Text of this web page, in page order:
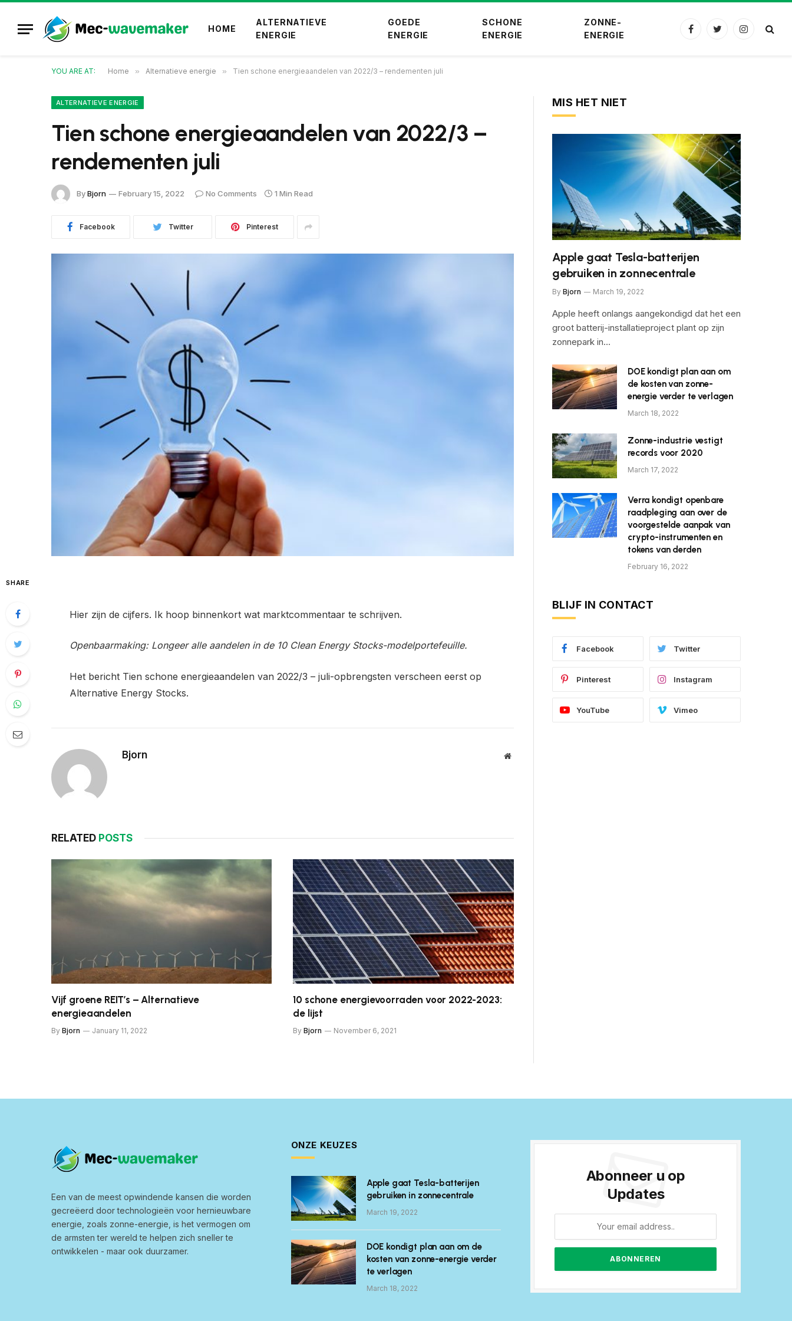
HOME
ALTERNATIEVE
ENERGIE
GOEDE
ENERGIE
SCHONE
ENERGIE
ZONNE-
ENERGIE
FacebookTwitterInstagram
YOU ARE AT: Home » Alternatieve energie » Tien schone energieaandelen van 2022/3 – rendementen juli
ALTERNATIEVE ENERGIE
Tien schone energieaandelen van 2022/3 –
rendementen juli
ByBjorn February 15, 2022 No Comments 1 Min Read
Facebook Twitter Pinterest
SHARE
Hier zijn de cijfers. Ik hoop binnenkort wat marktcommentaar te schrijven.
Openbaarmaking: Longeer alle aandelen in de 10 Clean Energy Stocks-modelportefeuille.
Het bericht Tien schone energieaandelen van 2022/3 – juli-opbrengsten verscheen eerst op
Alternative Energy Stocks.
Bjorn Website
RELATED POSTS
Vijf groene REIT’s – Alternatieve
energieaandelen
By Bjorn January 11, 2022
10 schone energievoorraden voor 2022-2023:
de lijst
By Bjorn November 6, 2021
MIS HET NIET
Apple gaat Tesla-batterijen
gebruiken in zonnecentrale
By Bjorn March 19, 2022
Apple heeft onlangs aangekondigd dat het een
groot batterij-installatieproject plant op zijn
zonnepark in…
DOE kondigt plan aan om
de kosten van zonne-
energie verder te verlagen
March 18, 2022
Zonne-industrie vestigt
records voor 2020
March 17, 2022
Verra kondigt openbare
raadpleging aan over de
voorgestelde aanpak van
crypto-instrumenten en
tokens van derden
February 16, 2022
BLIJF IN CONTACT
Facebook Twitter
Pinterest Instagram
YouTube Vimeo
Een van de meest opwindende kansen die worden
gecreëerd door technologieën voor hernieuwbare
energie, zoals zonne-energie, is het vermogen om
de armsten ter wereld te helpen zich sneller te
ontwikkelen - maar ook duurzamer.
ONZE KEUZES
Apple gaat Tesla-batterijen
gebruiken in zonnecentrale
March 19, 2022
DOE kondigt plan aan om de
kosten van zonne-energie verder
te verlagen
March 18, 2022
Abonneer u op
Updates